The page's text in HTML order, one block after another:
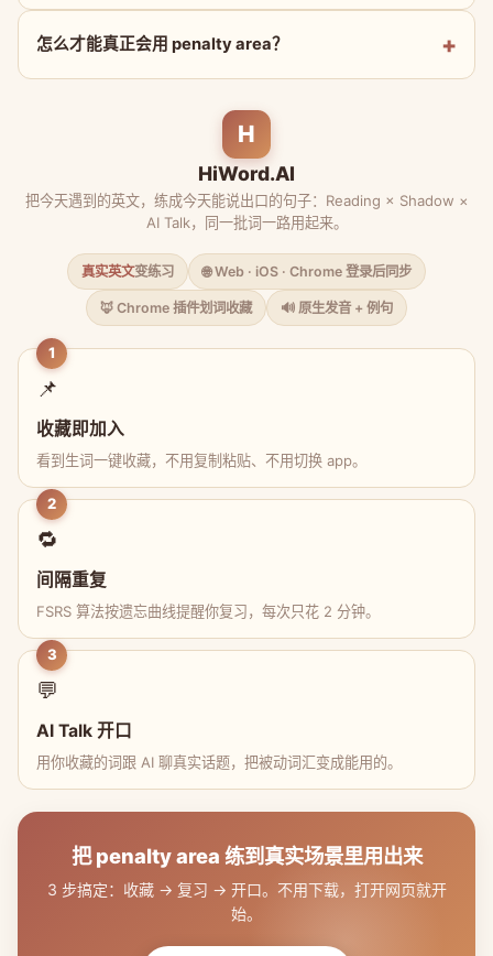
怎么才能真正会用 penalty area？
H
HiWord.AI
把今天遇到的英文，练成今天能说出口的句子：Reading × Shadow ×
AI Talk，同一批词一路用起来。
真实英文变练习 🌐 Web · iOS · Chrome 登录后同步
🦊 Chrome 插件划词收藏 🔊 原生发音 + 例句
1
📌
收藏即加入
看到生词一键收藏，不用复制粘贴、不用切换 app。
2
🔁
间隔重复
FSRS 算法按遗忘曲线提醒你复习，每次只花 2 分钟。
3
💬
AI Talk 开口
用你收藏的词跟 AI 聊真实话题，把被动词汇变成能用的。
把 penalty area 练到真实场景里用出来
3 步搞定：收藏 → 复习 → 开口。不用下载，打开网页就开
始。